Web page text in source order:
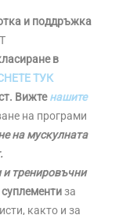
и поддръжка
в
ТУК
Вижтенашите
на програми
на мускулната
и тренировъчни
за
както и за